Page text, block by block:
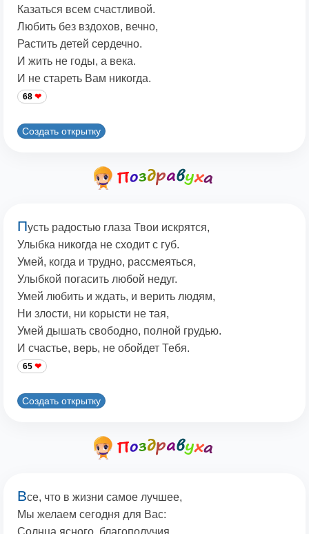
Казаться всем счастливой.
Любить без вздохов, вечно,
Растить детей сердечно.
И жить не годы, а века.
И не стареть Вам никогда.
68
Создать открытку
Пусть радостью глаза Твои искрятся,
Улыбка никогда не сходит с губ.
Умей, когда и трудно, рассмеяться,
Улыбкой погасить любой недуг.
Умей любить и ждать, и верить людям,
Ни злости, ни корысти не тая,
Умей дышать свободно, полной грудью.
И счастье, верь, не обойдет Тебя.
65
Создать открытку
Все, что в жизни самое лучшее,
Мы желаем сегодня для Вас:
Солнца ясного, благополучия,